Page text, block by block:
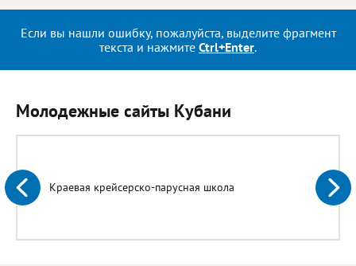
Если вы нашли ошибку, пожалуйста, выделите фрагмент
текста и нажмите Ctrl+Enter.
Молодежные сайты Кубани
Краевая крейсерско-парусная школа